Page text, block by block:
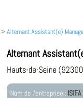
> Alternant Assistant(e)
Alternant
Hauts-de-Seine
Nom de l'entreprise :